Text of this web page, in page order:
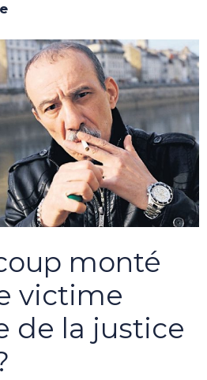
monté
victime
de la justice